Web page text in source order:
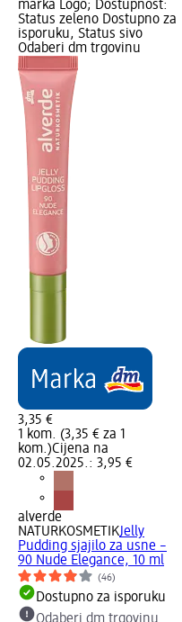
marka Logo; Dostupnost:
Status zeleno Dostupno za
isporuku, Status sivo
Odaberi dm trgovinu
3,35 €
1 kom. (3,35 € za 1
kom.)Cijena na
02.05.2025.: 3,95 €
alverde
NATURKOSMETIKJelly
Pudding sjajilo za usne –
90 Nude Elegance, 10 ml
(46)
Dostupno za isporuku